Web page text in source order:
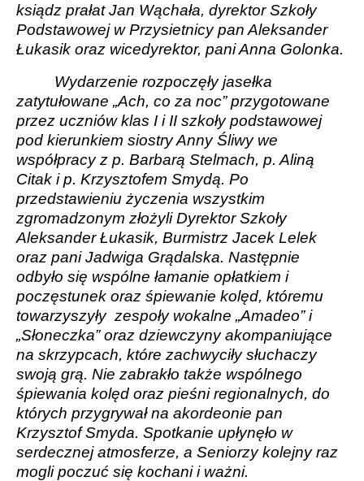
ksiądz prałat Jan Wąchała, dyrektor Szkoły
Podstawowej w Przysietnicy pan Aleksander
Łukasik oraz wicedyrektor, pani Anna Golonka.
Wydarzenie rozpoczęły jasełka
zatytułowane „Ach, co za noc” przygotowane
przez uczniów klas I i II szkoły podstawowej
pod kierunkiem siostry Anny Śliwy we
współpracy z p. Barbarą Stelmach, p. Aliną
Citak i p. Krzysztofem Smydą. Po
przedstawieniu życzenia wszystkim
zgromadzonym złożyli Dyrektor Szkoły
Aleksander Łukasik, Burmistrz Jacek Lelek
oraz pani Jadwiga Grądalska. Następnie
odbyło się wspólne łamanie opłatkiem i
poczęstunek oraz śpiewanie kolęd, któremu
towarzyszyły zespoły wokalne „Amadeo” i
„Słoneczka” oraz dziewczyny akompaniujące
na skrzypcach, które zachwyciły słuchaczy
swoją grą. Nie zabrakło także wspólnego
śpiewania kolęd oraz pieśni regionalnych, do
których przygrywał na akordeonie pan
Krzysztof Smyda. Spotkanie upłynęło w
serdecznej atmosferze, a Seniorzy kolejny raz
mogli poczuć się kochani i ważni.